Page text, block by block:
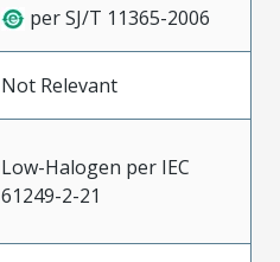
per SJ/T 11365-2006
Not Relevant
Low-Halogen per IEC
61249-2-21